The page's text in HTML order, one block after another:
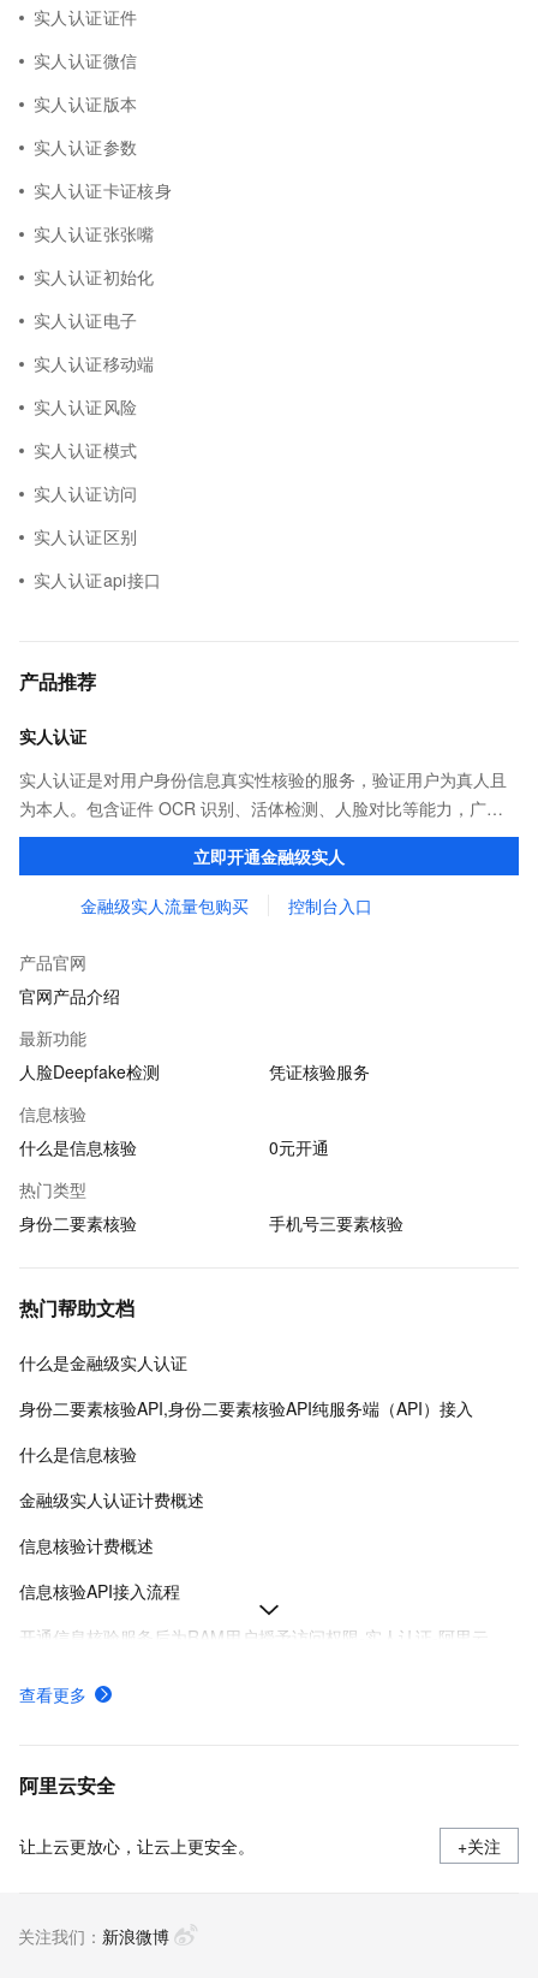
实人认证证件
实人认证微信
实人认证版本
实人认证参数
实人认证卡证核身
实人认证张张嘴
实人认证初始化
实人认证电子
实人认证移动端
实人认证风险
实人认证模式
实人认证访问
实人认证区别
实人认证api接口
产品推荐
实人认证
实人认证是对用户身份信息真实性核验的服务，验证用户为真人且
为本人。包含证件 OCR 识别、活体检测、人脸对比等能力，广泛
应用于金融、互联网娱乐、网约车出行等行业。
立即开通金融级实人
金融级实人流量包购买 控制台入口
产品官网
官网产品介绍
最新功能
人脸Deepfake检测
凭证核验服务
信息核验
什么是信息核验
0元开通
热门类型
身份二要素核验
手机号三要素核验
热门帮助文档
什么是金融级实人认证
身份二要素核验API,身份二要素核验API纯服务端（API）接入
什么是信息核验
金融级实人认证计费概述
信息核验计费概述
信息核验API接入流程
开通信息核验服务后为RAM用户授予访问权限-实人认证-阿里云
金融级实人认证方案PC&H5网页接入场景服务端SDK集成
如何开通金融级实人认证服务
查看更多
阿里云安全
让上云更放心，让云上更安全。 +关注
关注我们： 新浪微博